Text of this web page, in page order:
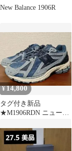
New Balance 1906R
¥14,800
タグ付き新品
★M1906RDN ニューバ